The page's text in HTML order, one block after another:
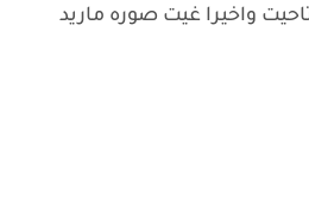
واخيرا غيت صوره ماريد